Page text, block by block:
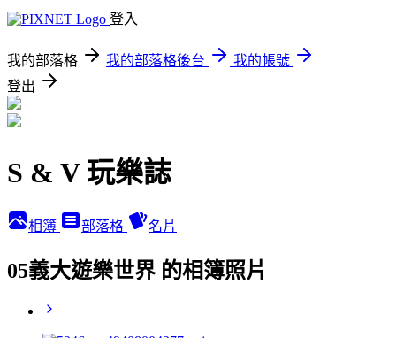
登入
我的部落格 我的部落格後台
我的帳號
登出
S & V 玩樂誌
相簿 部落格 名片
05義大遊樂世界 的相簿照片